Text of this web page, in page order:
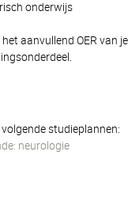
onderwijs
het aanvullend OER van
studieplannen:
neurologie